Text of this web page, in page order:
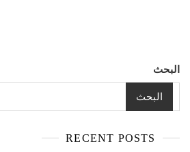
البحث
البحث
RECENT POSTS